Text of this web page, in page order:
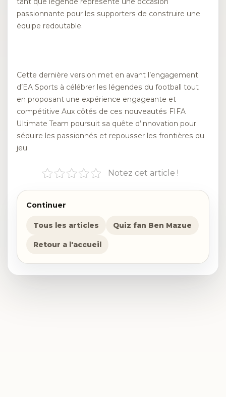
passionnante pour les supporters de construire une
équipe redoutable.
Cette dernière version met en avant l’engagement
d’EA Sports à célébrer les légendes du football tout
en proposant une expérience engageante et
compétitive Aux côtés de ces nouveautés FIFA
Ultimate Team poursuit sa quête d’innovation pour
séduire les passionnés et repousser les frontières du
jeu.
Notez cet article !
Continuer
Tous les articles Quiz fan Ben Mazue
Retour a l'accueil